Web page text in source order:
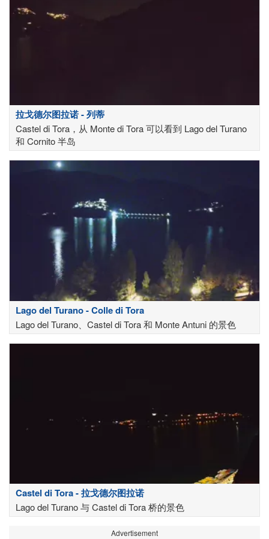
拉戈德尔图拉诺 - 列蒂
Castel di Tora，从 Monte di Tora 可以看到 Lago del Turano
和 Cornito 半岛
Lago del Turano - Colle di Tora
Lago del Turano、Castel di Tora 和 Monte Antuni 的景色
Castel di Tora - 拉戈德尔图拉诺
Lago del Turano 与 Castel di Tora 桥的景色
Advertisement